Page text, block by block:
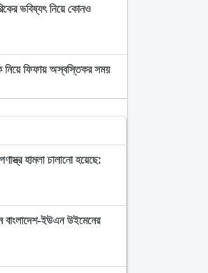
ভবিষ্যৎ নিয়ে কোনও
নিয়ে ফিফায় অস্বস্তিকর সময়
হামলা চালানো হয়েছে:
বাংলাদেশ-ইউএন উইমেনের